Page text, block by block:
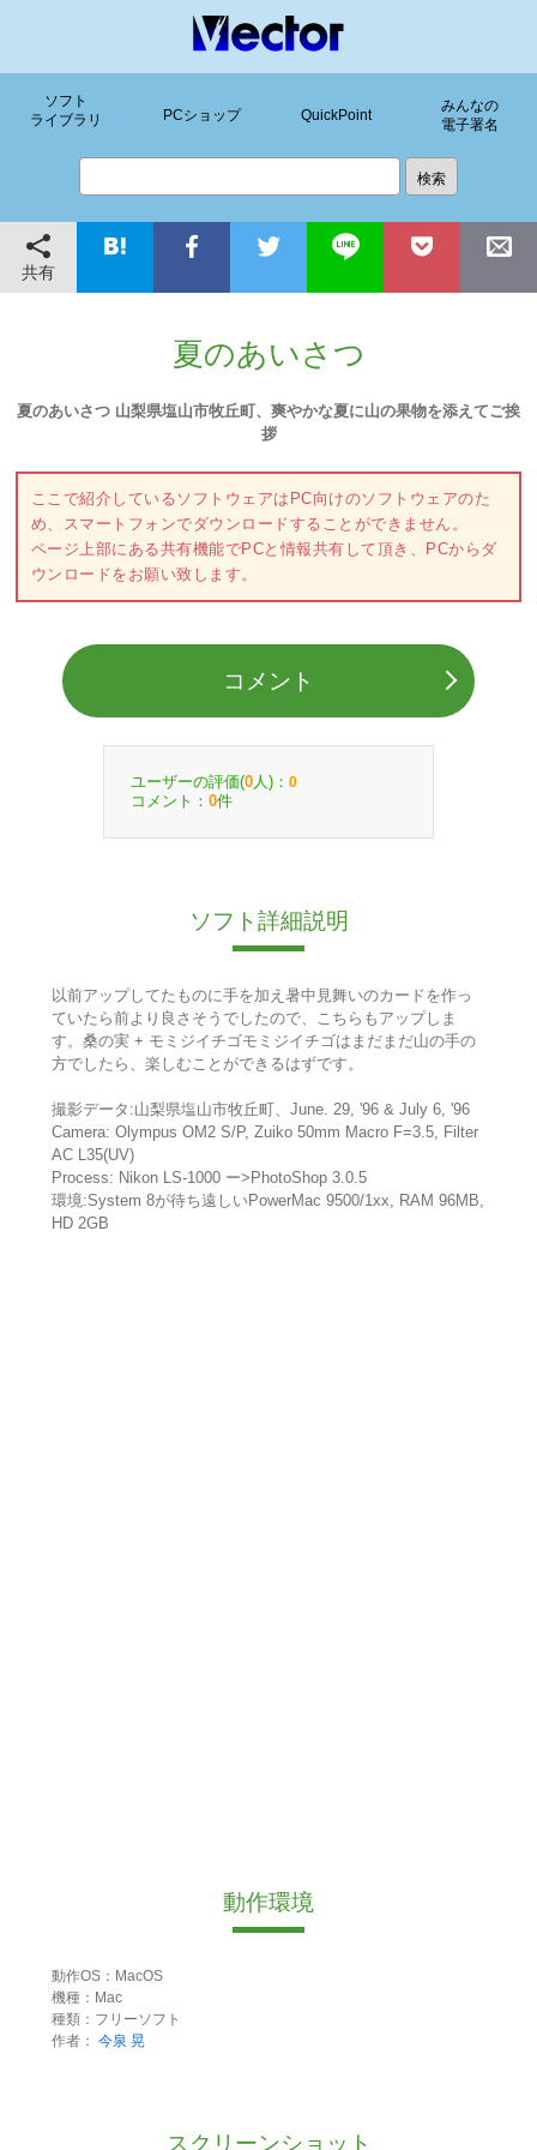
ソフト
ライブラリ
PCショップ QuickPoint
みんなの
電子署名
共有
夏のあいさつ
夏のあいさつ 山梨県塩山市牧丘町、爽やかな夏に山の果物を添えてご挨
拶
ここで紹介しているソフトウェアはPC向けのソフトウェアのた
め、スマートフォンでダウンロードすることができません。
ページ上部にある共有機能でPCと情報共有して頂き、PCからダ
ウンロードをお願い致します。
コメント
ユーザーの評価(0 人)： 0
コメント： 0件
ソフト詳細説明
以前アップしてたものに手を加え暑中見舞いのカードを作っ
ていたら前より良さそうでしたので、こちらもアップしま
す。桑の実 + モミジイチゴモミジイチゴはまだまだ山の手の
方でしたら、楽しむことができるはずです。
撮影データ:山梨県塩山市牧丘町、June. 29, '96 & July 6, '96
Camera: Olympus OM2 S/P, Zuiko 50mm Macro F=3.5, Filter
AC L35(UV)
Process: Nikon LS-1000 ー>PhotoShop 3.0.5
環境:System 8が待ち遠しいPowerMac 9500/1xx, RAM 96MB,
HD 2GB
動作環境
動作OS：MacOS
機種：Mac
種類：フリーソフト
作者： 今泉 晃
スクリーンショット